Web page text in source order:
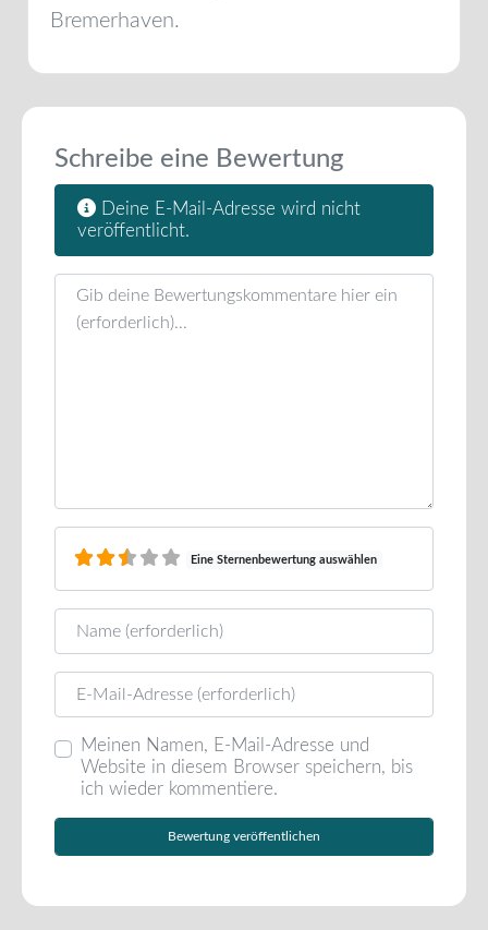
Bremerhaven.
Schreibe eine Bewertung
Deine E-Mail-Adresse wird nicht
veröffentlicht.
Rezensionstext
Eine Sternenbewertung auswählen
Name
E-Mail
Meinen Namen, E-Mail-Adresse und
Website in diesem Browser speichern, bis
ich wieder kommentiere.